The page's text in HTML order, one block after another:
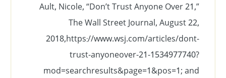
Ault, Nicole, “Don’t Trust Anyone Over 21,”
The Wall Street Journal, August 22,
2018,https://www.wsj.com/articles/dont-
trust-anyoneover-21-1534977740?
mod=searchresults&page=1&pos=1; and